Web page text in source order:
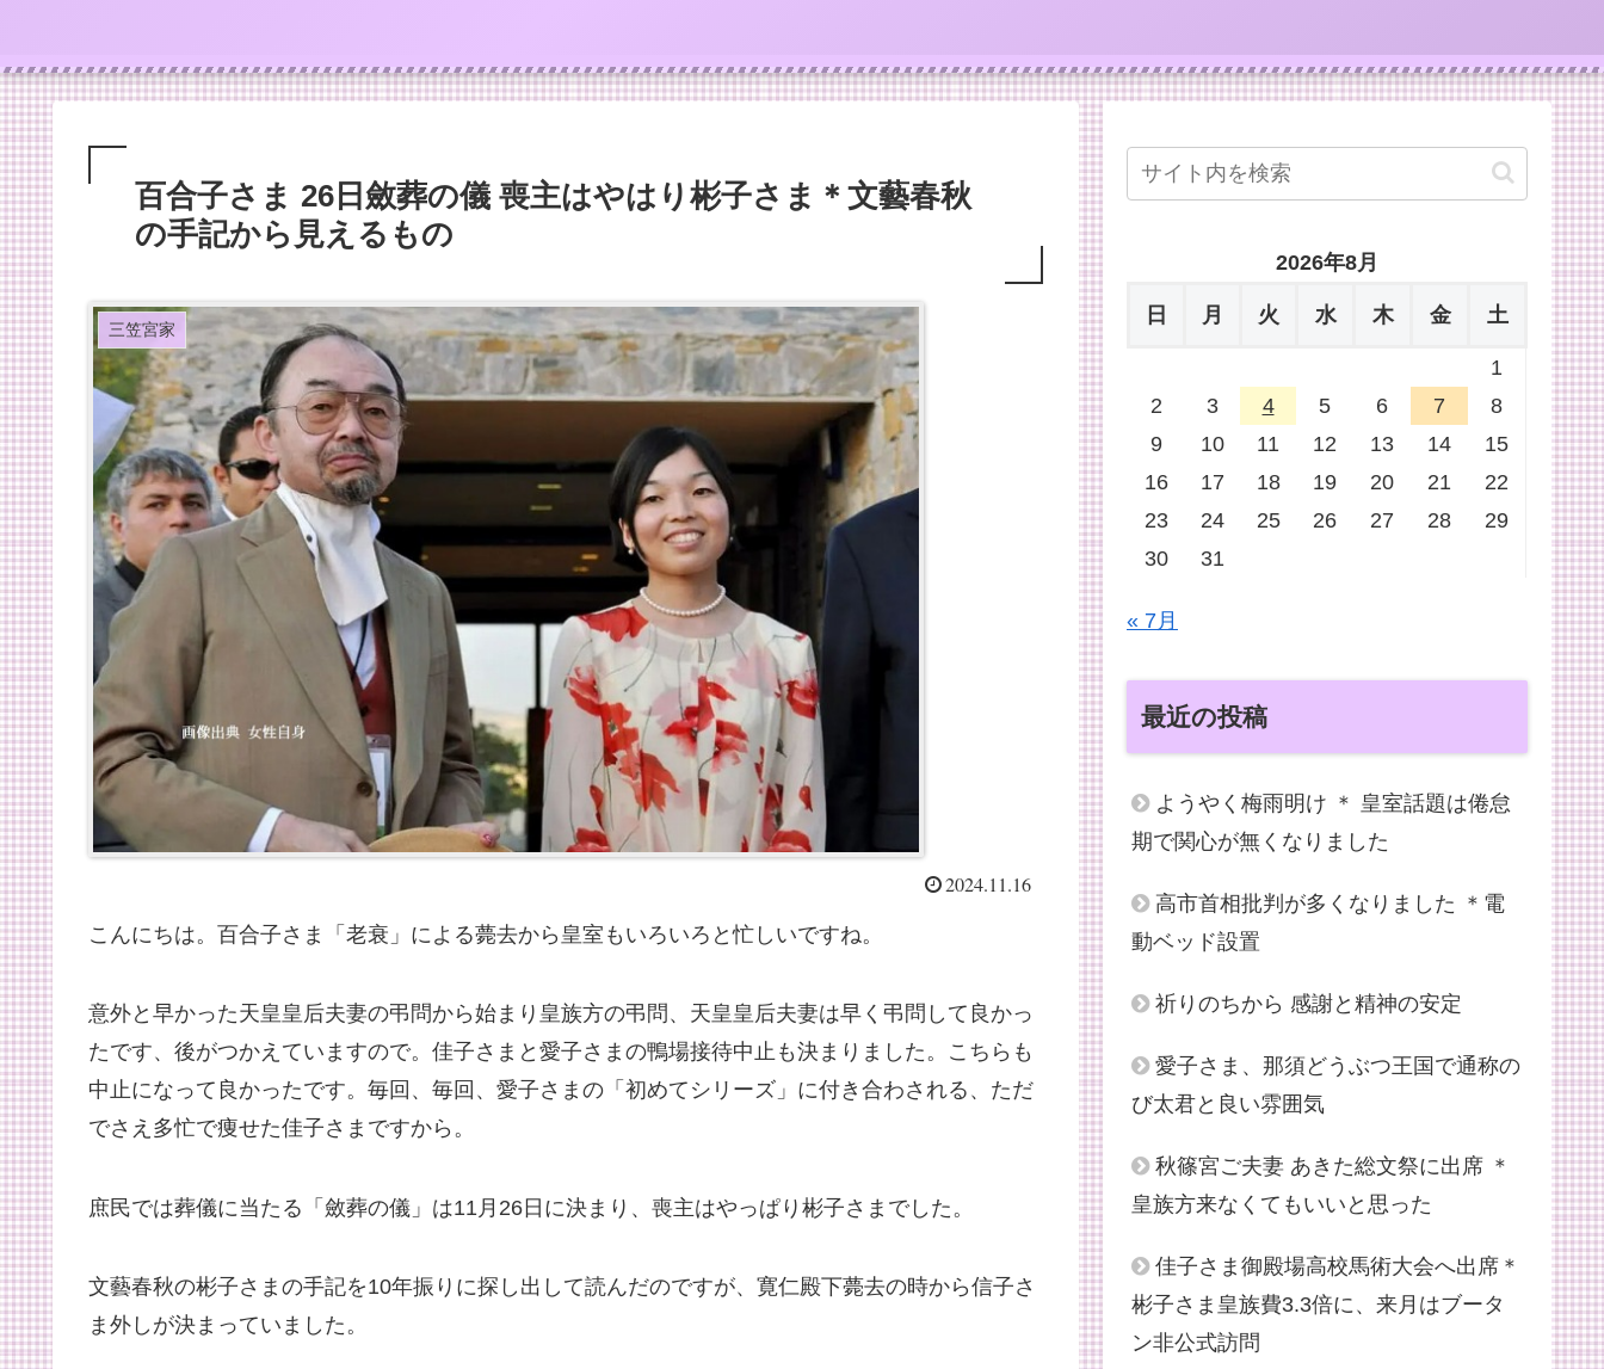
百合子さま 26日斂葬の儀 喪主はやはり彬子さま＊文藝春秋
の手記から見えるもの
三笠宮家
2024.11.16
こんにちは。百合子さま「老衰」による薨去から皇室もいろいろと忙しいですね。
意外と早かった天皇皇后夫妻の弔問から始まり皇族方の弔問、天皇皇后夫妻は早く弔問して良かっ
たです、後がつかえていますので。佳子さまと愛子さまの鴨場接待中止も決まりました。こちらも
中止になって良かったです。毎回、毎回、愛子さまの「初めてシリーズ」に付き合わされる、ただ
でさえ多忙で痩せた佳子さまですから。
庶民では葬儀に当たる「斂葬の儀」は11月26日に決まり、喪主はやっぱり彬子さまでした。
文藝春秋の彬子さまの手記を10年振りに探し出して読んだのですが、寛仁殿下薨去の時から信子さ
ま外しが決まっていました。
2026年8月
日 月 火 水 木 金 土
1
2
3 4 5 6 7
8
9
10 11 12 13 14
15
16
17 18 19 20 21
22
23
24 25 26 27 28
29
30
31
« 7月
最近の投稿
ようやく梅雨明け ＊ 皇室話題は倦怠
期で関心が無くなりました
高市首相批判が多くなりました ＊電
動ベッド設置
祈りのちから 感謝と精神の安定
愛子さま、那須どうぶつ王国で通称の
び太君と良い雰囲気
秋篠宮ご夫妻 あきた総文祭に出席 ＊
皇族方来なくてもいいと思った
佳子さま御殿場高校馬術大会へ出席＊
彬子さま皇族費3.3倍に、来月はブータ
ン非公式訪問